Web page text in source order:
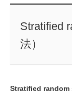
Stratified
法）
Stratified random